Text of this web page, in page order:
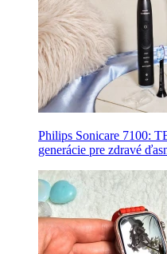
Philips Sonicare 7100:
generácie pre zdravé